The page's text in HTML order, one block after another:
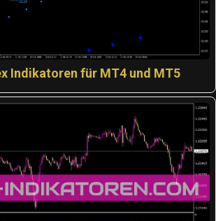
Indikatoren für MT4 und MT5